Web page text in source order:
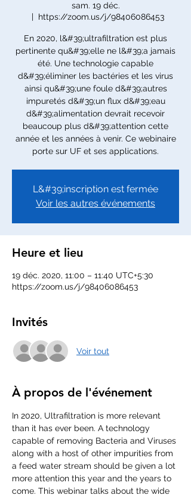
sam. 19 déc.
  |
https://zoom.us/j/98406086453
En 2020, l&#39;ultrafiltration est plus
pertinente qu&#39;elle ne l&#39;a jamais
été. Une technologie capable
d&#39;éliminer les bactéries et les virus
ainsi qu&#39;une foule d&#39;autres
impuretés d&#39;un flux d&#39;eau
d&#39;alimentation devrait recevoir
beaucoup plus d&#39;attention cette
année et les années à venir. Ce webinaire
porte sur UF et ses applications.
L&#39;inscription est fermée
Voir les autres événements
Heure et lieu
19 déc. 2020, 11:00 – 11:40 UTC+5:30
https://zoom.us/j/98406086453
Invités
Voir tout
À propos de l'événement
In 2020, Ultrafiltration is more relevant
than it has ever been. A technology
capable of removing Bacteria and Viruses
along with a host of other impurities from
a feed water stream should be given a lot
more attention this year and the years to
come. This webinar talks about the wide